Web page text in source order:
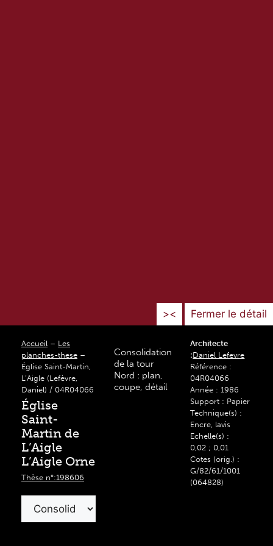
>< Fermer le détail
Accueil – Les
planches-these –
Église Saint-Martin,
L’Aigle (Lefèvre,
Daniel) / 04R04066
Église
Saint-
Martin de
L’Aigle
L’Aigle Orne
Thèse n°:198606
Consolidation
de la tour
Nord : plan,
coupe, détail
Architecte
:Daniel Lefevre
Référence :
04R04066
Année : 1986
Support : Papier
Technique(s) :
Encre, lavis
Echelle(s) :
0,02 ; 0,01
Cotes (orig.) :
G/82/61/1001
(064828)